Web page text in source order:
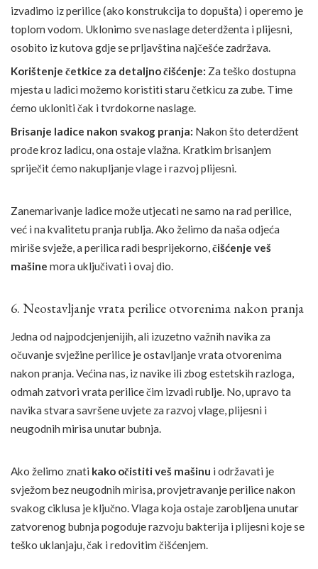
izvadimo iz perilice (ako konstrukcija to dopušta) i operemo je
toplom vodom. Uklonimo sve naslage deterdženta i plijesni,
osobito iz kutova gdje se prljavština najčešće zadržava.
Korištenje četkice za detaljno čišćenje: Za teško dostupna
mjesta u ladici možemo koristiti staru četkicu za zube. Time
ćemo ukloniti čak i tvrdokorne naslage.
Brisanje ladice nakon svakog pranja: Nakon što deterdžent
prođe kroz ladicu, ona ostaje vlažna. Kratkim brisanjem
spriječit ćemo nakupljanje vlage i razvoj plijesni.
Zanemarivanje ladice može utjecati ne samo na rad perilice,
već i na kvalitetu pranja rublja. Ako želimo da naša odjeća
miriše svježe, a perilica radi besprijekorno,čišćenje veš
mašine mora uključivati i ovaj dio.
6. Neostavljanje vrata perilice otvorenima nakon pranja
Jedna od najpodcjenjenijih, ali izuzetno važnih navika za
očuvanje svježine perilice je ostavljanje vrata otvorenima
nakon pranja. Većina nas, iz navike ili zbog estetskih razloga,
odmah zatvori vrata perilice čim izvadi rublje. No, upravo ta
navika stvara savršene uvjete za razvoj vlage, plijesni i
neugodnih mirisa unutar bubnja.
Ako želimo znati kako očistiti veš mašinu i održavati je
svježom bez neugodnih mirisa, provjetravanje perilice nakon
svakog ciklusa je ključno. Vlaga koja ostaje zarobljena unutar
zatvorenog bubnja pogoduje razvoju bakterija i plijesni koje se
teško uklanjaju, čak i redovitim čišćenjem.